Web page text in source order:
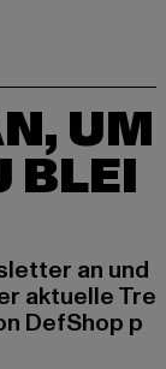
UM
BLEI
an und
aktuelle Tre
DefShop p